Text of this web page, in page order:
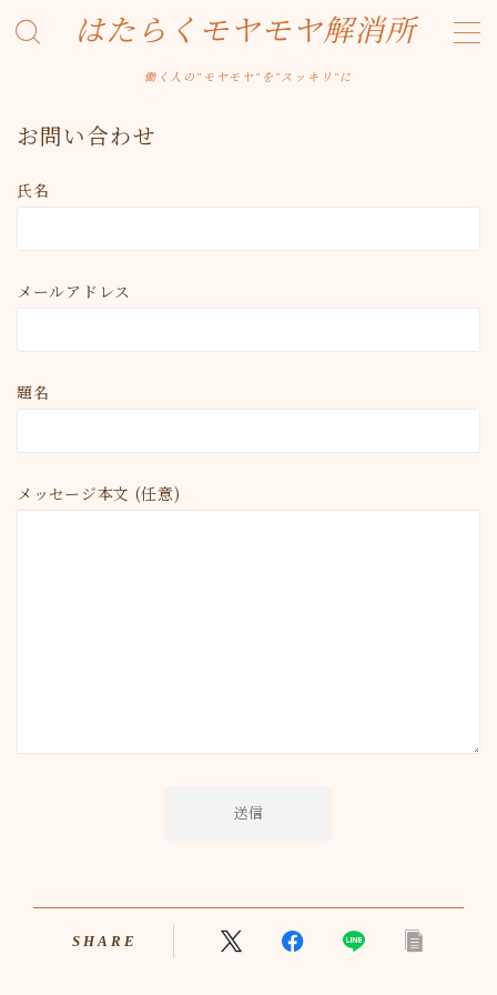
はたらくモヤモヤ解消所
働く人の"モヤモヤ"を"スッキリ"に
デモプリセット記事 #1
デモプリセット記事 #7
デモプリセット記事 Part02
プライバシーポリシー
有料記事の決済完了ページ
お問い合わせ
氏名
メールアドレス
題名
メッセージ本文 (任意)
SHARE